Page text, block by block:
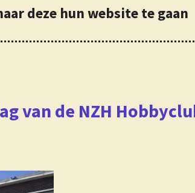
deze hun website te gaan
van de NZH